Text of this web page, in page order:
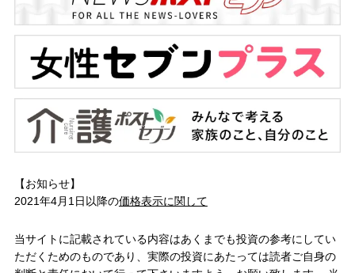
【お知らせ】
2021年4月1日以降の価格表示に関して
当サイトに記載されている内容はあくまでも投資の参考にしてい
ただくためのものであり、実際の投資にあたっては読者ご自身の